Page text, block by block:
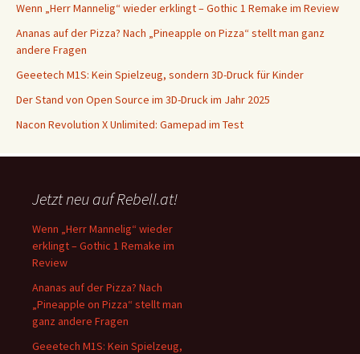
Wenn „Herr Mannelig“ wieder erklingt – Gothic 1 Remake im Review
Ananas auf der Pizza? Nach „Pineapple on Pizza“ stellt man ganz
andere Fragen
Geeetech M1S: Kein Spielzeug, sondern 3D-Druck für Kinder
Der Stand von Open Source im 3D-Druck im Jahr 2025
Nacon Revolution X Unlimited: Gamepad im Test
Jetzt neu auf Rebell.at!
Wenn „Herr Mannelig“ wieder
erklingt – Gothic 1 Remake im
Review
Ananas auf der Pizza? Nach
„Pineapple on Pizza“ stellt man
ganz andere Fragen
Geeetech M1S: Kein Spielzeug,